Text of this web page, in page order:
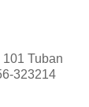
Tuban
323214